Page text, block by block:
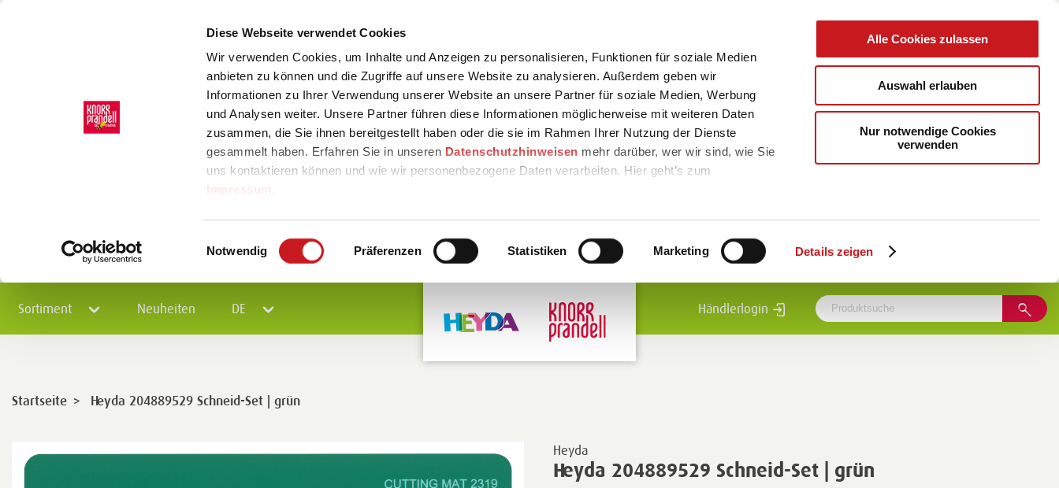
Diese Webseite verwendet Cookies
Wir verwenden Cookies, um Inhalte und Anzeigen zu personalisieren, Funktionen für soziale Medien
anbieten zu können und die Zugriffe auf unsere Website zu analysieren. Außerdem geben wir
Informationen zu Ihrer Verwendung unserer Website an unsere Partner für soziale Medien, Werbung
und Analysen weiter. Unsere Partner führen diese Informationen möglicherweise mit weiteren Daten
zusammen, die Sie ihnen bereitgestellt haben oder die sie im Rahmen Ihrer Nutzung der Dienste
gesammelt haben. Erfahren Sie in unseren Datenschutzhinweisen mehr darüber, wer wir sind, wie Sie
uns kontaktieren können und wie wir personenbezogene Daten verarbeiten. Hier geht’s zum
Impressum
Einwilligungsauswahl
Notwendig Präferenzen Statistiken Marketing Details zeigen
Alle Cookies zulassen
Auswahl erlauben
Nur notwendige Cookies
verwenden
Sortiment Neuheiten DE Händlerlogin
Heyda
Heyda 204889529 Schneid-Set | grün
Startseite > Heyda 204889529 Schneid-Set | grün